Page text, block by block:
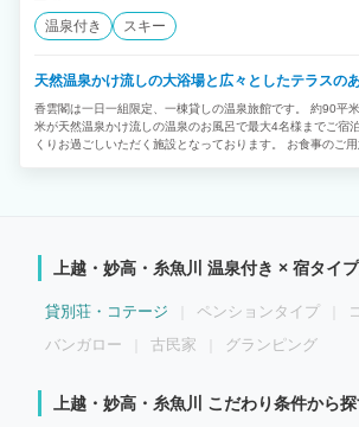
温泉付き スキー
天然温泉かけ流しの大浴場と広々としたテラスの
香雲閣は一日一組限定、一棟貸しの温泉旅館です。 約90平
米が天然温泉かけ流しの温泉のお風呂で最大4名様までご宿
くりお過ごしいただく施設となっております。 お食事のご用
上越・妙高・糸魚川 温泉付き × 宿タイ
貸別荘・コテージ ペンションタイプ
バンガロー
古民家 グランピング
上越・妙高・糸魚川 こだわり条件から